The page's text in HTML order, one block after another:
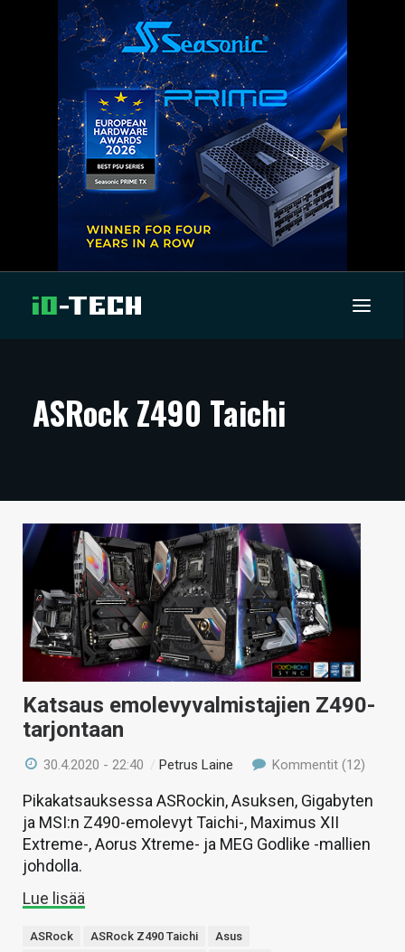
ARTIKKELIT
TECHBBS
TIETOA
KAUPPA
VAIHDA TEEMA
HAKU
ASRock Z490 Taichi
Katsaus emolevyvalmistajien Z490-
tarjontaan
30.4.2020 - 22:40 /Petrus Laine Kommentit (12)
Pikakatsauksessa ASRockin, Asuksen, Gigabyten
ja MSI:n Z490-emolevyt Taichi-, Maximus XII
Extreme-, Aorus Xtreme- ja MEG Godlike -mallien
johdolla.
Lue lisää
ASRock ASRock Z490 Taichi
Asus